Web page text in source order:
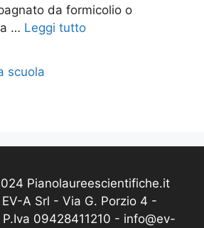
da formicolio o
… Leggi tutto
scuola
Pianolaureescientifiche.it
A Srl - Via G. Porzio 4 -
09428411210 - info@ev-